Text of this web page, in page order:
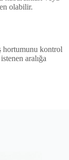
olabilir.
hortumunu kontrol
aralığa